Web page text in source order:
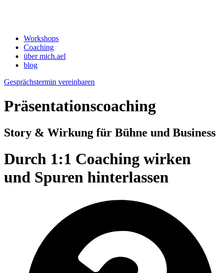
Workshops
Coaching
über mich.ael
blog
Gesprächstermin vereinbaren
Präsentationscoaching
Story & Wirkung für Bühne und Business
Durch 1:1 Coaching wirken
und Spuren hinterlassen